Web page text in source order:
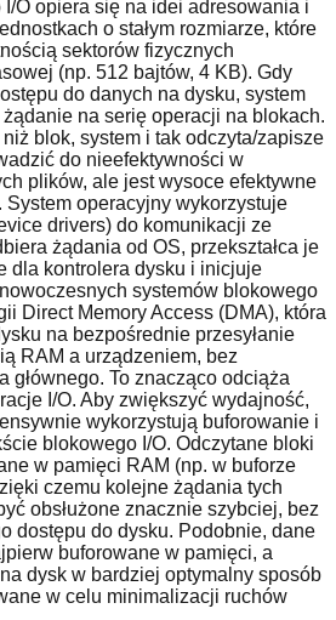
O opiera się na idei adresowania i
o stałym rozmiarze, które
sektorów fizycznych
(np. 512 bajtów, 4 KB). Gdy
do danych na dysku, system
żądanie na serię operacji na blokach.
blok, system i tak odczyta/zapisze
do nieefektywności w
plików, ale jest wysoce efektywne
operacyjny wykorzystuje
drivers) do komunikacji ze
żądania od OS, przekształca je
dla kontrolera dysku i inicjuje
systemów blokowego
Direct Memory Access (DMA), która
na bezpośrednie przesyłanie
RAM a urządzeniem, bez
głównego. To znacząco odciąża
I/O. Aby zwiększyć wydajność,
wykorzystują buforowanie i
blokowego I/O. Odczytane bloki
w pamięci RAM (np. w buforze
czemu kolejne żądania tych
obsłużone znacznie szybciej, bez
dostępu do dysku. Podobnie, dane
buforowane w pamięci, a
dysk w bardziej optymalny sposób
w celu minimalizacji ruchów